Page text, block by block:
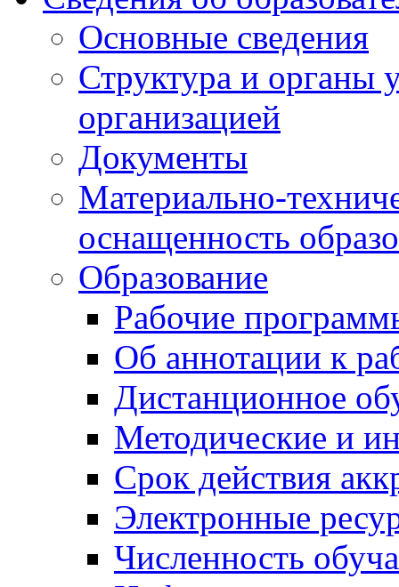
Основные сведения
Структура и органы
организацией
Документы
Материально-
оснащенность
Образование
Рабочие
Об аннотации к
Дистанционное
Методические и
Срок действия
Электронные
Численность